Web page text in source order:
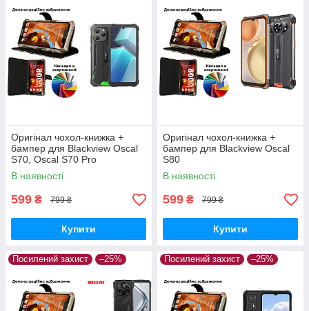
Оригінал чохол-книжка +
бампер для Blackview Oscal
S70, Oscal S70 Pro
В наявності
599 ₴ 799 ₴
Купити
Оригінал чохол-книжка +
бампер для Blackview Oscal
S80
В наявності
599 ₴ 799 ₴
Купити
Посилений захист –25% Посилений захист –25%